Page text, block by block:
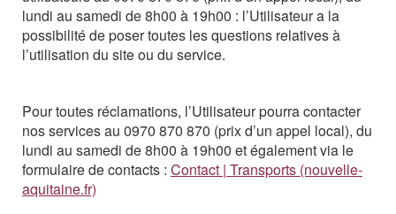
lundi au samedi de8h00 à 19h00 : l’Utilisateura la
possibilitéde poser toutes les questions relatives à
l’utilisation du site ou du service.
Pour toutes réclamations, l’Utilisateur pourra contacter
nos services au 0970 870 870 (prix d’un appel local), du
lundi au samedi de8h00 à 19h00 et également via le
formulaire de contacts : Contact | Transports (nouvelle-
aquitaine.fr)